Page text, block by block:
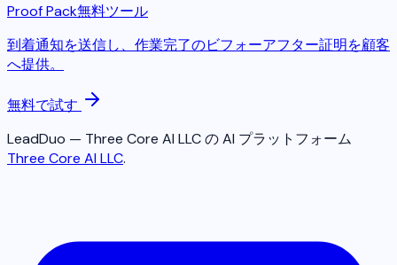
Proof Pack無料ツール
到着通知を送信し、作業完了のビフォーアフター証明を顧客
へ提供。
無料で試す
LeadDuo — Three Core AI LLC の AI プラットフォーム
Three Core AI LLC.